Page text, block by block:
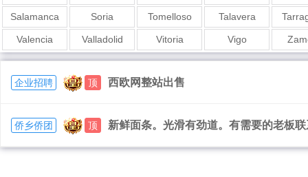
Salamanca Soria Tomelloso Talavera
Valencia Valladolid Vitoria Vigo
企业招聘 顶 西欧网整站出售
侨乡侨团 顶 新鲜面条。光滑有劲道。有需要的老板